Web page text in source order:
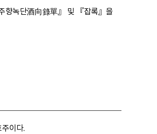
향녹단酒向錄單』 및 『잡록』을
이다.